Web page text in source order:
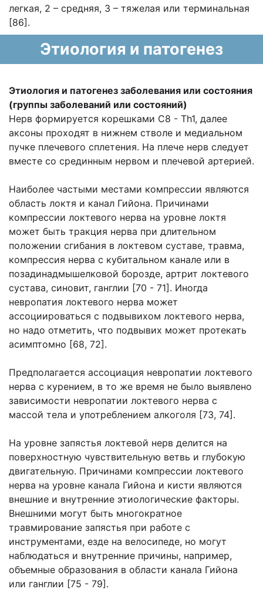
легкая, 2 – средняя, 3 – тяжелая или терминальная
[86].
Этиология и патогенез
Этиология и патогенез заболевания или состояния
(группы заболеваний или состояний)
Нерв формируется корешками С8 - Th1, далее
аксоны проходят в нижнем стволе и медиальном
пучке плечевого сплетения. На плече нерв следует
вместе со срединным нервом и плечевой артерией.
Наиболее частыми местами компрессии являются
область локтя и канал Гийона. Причинами
компрессии локтевого нерва на уровне локтя
может быть тракция нерва при длительном
положении сгибания в локтевом суставе, травма,
компрессия нерва с кубитальном канале или в
позадинадмышелковой борозде, артрит локтевого
сустава, синовит, ганглии [70 - 71]. Иногда
невропатия локтевого нерва может
ассоциироваться с подвывихом локтевого нерва,
но надо отметить, что подвывих может протекать
асимптомно [68, 72].
Предполагается ассоциация невропатии локтевого
нерва с курением, в то же время не было выявлено
зависимости невропатии локтевого нерва с
массой тела и употреблением алкоголя [73, 74].
На уровне запястья локтевой нерв делится на
поверхностную чувствительную ветвь и глубокую
двигательную. Причинами компрессии локтевого
нерва на уровне канала Гийона и кисти являются
внешние и внутренние этиологические факторы.
Внешними могут быть многократное
травмирование запястья при работе с
инструментами, езде на велосипеде, но могут
наблюдаться и внутренние причины, например,
объемные образования в области канала Гийона
или ганглии [75 - 79].